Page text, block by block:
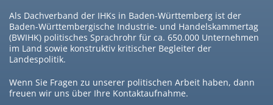
Als Dachverband der IHKs in Baden-Württemberg ist der
Baden-Württembergische Industrie- und Handelskammertag
(BWIHK) politisches Sprachrohr für ca. 650.000 Unternehmen
im Land sowie konstruktiv kritischer Begleiter der
Landespolitik.
Wenn Sie Fragen zu unserer politischen Arbeit haben, dann
freuen wir uns über Ihre Kontaktaufnahme.